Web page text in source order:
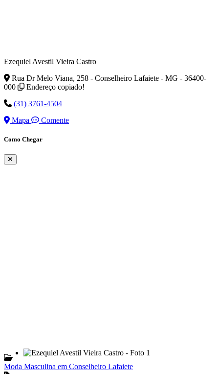
Ezequiel Avestil Vieira Castro
Rua Dr Melo Viana, 258 - Conselheiro Lafaiete - MG - 36400-
000
Endereço copiado!
(31) 3761-4504
Mapa
Comente
Como Chegar
Moda Masculina em Conselheiro Lafaiete